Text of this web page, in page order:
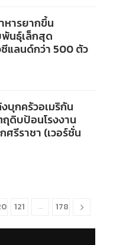
หารยากขึ้น
นธุ์เล็กสุด
แลนด์กว่า 500 ตัว
บุกครัวอเมริกัน
ดิบป้อนโรงงาน
รีราชา (เวอร์ชั่น
121 … 178